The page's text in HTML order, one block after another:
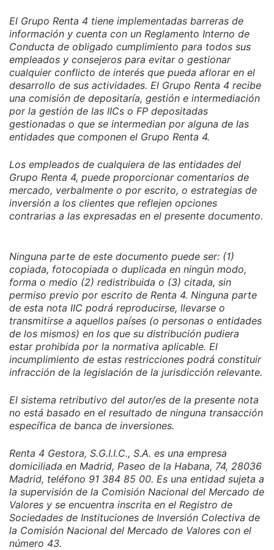
El Grupo Renta 4 tiene implementadas barreras de
información y cuenta con un Reglamento Interno de
Conducta de obligado cumplimiento para todos sus
empleados y consejeros para evitar o gestionar
cualquier conflicto de interés que pueda aflorar en el
desarrollo de sus actividades. El Grupo Renta 4 recibe
una comisión de depositaría, gestión e intermediación
por la gestión de las IICs o FP depositadas
gestionadas o que se intermedian por alguna de las
entidades que componen el Grupo Renta 4.
Los empleados de cualquiera de las entidades del
Grupo Renta 4, puede proporcionar comentarios de
mercado, verbalmente o por escrito, o estrategias de
inversión a los clientes que reflejen opciones
contrarias a las expresadas en el presente documento.
Ninguna parte de este documento puede ser: (1)
copiada, fotocopiada o duplicada en ningún modo,
forma o medio (2) redistribuida o (3) citada, sin
permiso previo por escrito de Renta 4. Ninguna parte
de esta nota IIC podrá reproducirse, llevarse o
transmitirse a aquellos países (o personas o entidades
de los mismos) en los que su distribución pudiera
estar prohibida por la normativa aplicable. El
incumplimiento de estas restricciones podrá constituir
infracción de la legislación de la jurisdicción relevante.
El sistema retributivo del autor/es de la presente nota
no está basado en el resultado de ninguna transacción
específica de banca de inversiones.
Renta 4 Gestora, S.G.I.I.C., S.A. es una empresa
domiciliada en Madrid, Paseo de la Habana, 74, 28036
Madrid, teléfono 91 384 85 00. Es una entidad sujeta a
la supervisión de la Comisión Nacional del Mercado de
Valores y se encuentra inscrita en el Registro de
Sociedades de Instituciones de Inversión Colectiva de
la Comisión Nacional del Mercado de Valores con el
número 43.